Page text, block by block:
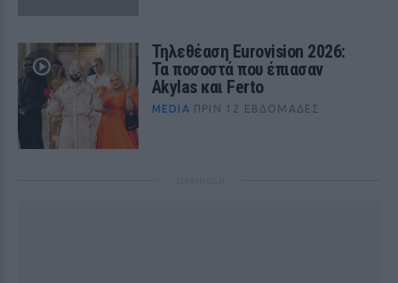
Τηλεθέαση Eurovision 2026:
Τα ποσοστά που έπιασαν
Akylas και Ferto
MEDIA ΠΡΙΝ 12 ΕΒΔΟΜΆΔΕΣ